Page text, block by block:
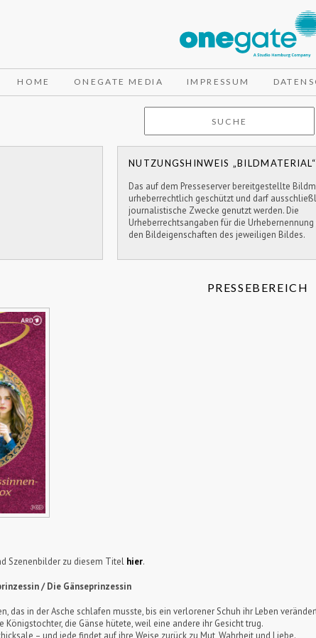
HOME ONEGATE MEDIA IMPRESSUM
NUTZUNGSHINWEIS „BILDMATERIAL“
Das auf dem Presseserver bereitgestellte
urheberrechtlich geschützt und darf
journalistische Zwecke genutzt werden. Die
Urheberrechtsangaben für die
den Bildeigenschaften des jeweiligen Bildes.
PRESSEBEREICH
Szenenbilder zu diesem Titel hier.
/ Die Gänseprinzessin
das in der Asche schlafen musste, bis ein verlorener Schuh ihr Leben
Königstochter, die Gänse hütete, weil eine andere ihr Gesicht trug.